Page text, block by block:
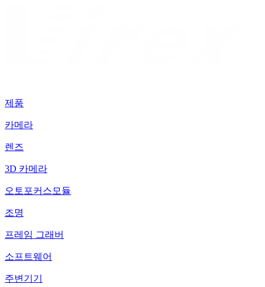
제품
카메라
렌즈
3D 카메라
오토포커스모듈
조명
프레임 그래버
소프트웨어
주변기기